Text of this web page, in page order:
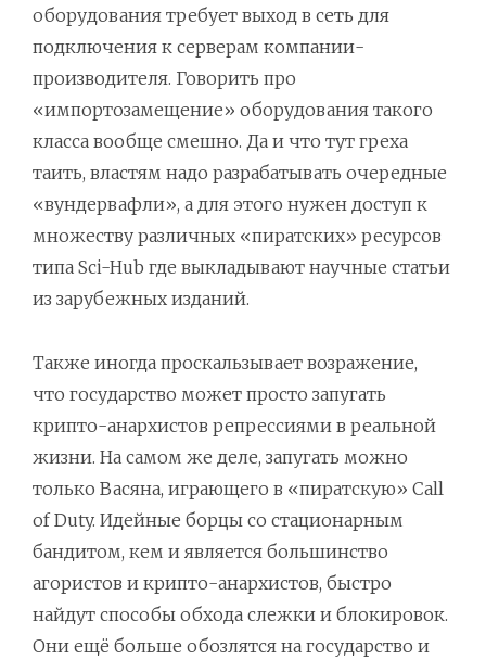
оборудования требует выход в сеть для
подключения к серверам компании-
производителя. Говорить про
«импортозамещение» оборудования такого
класса вообще смешно. Да и что тут греха
таить, властям надо разрабатывать очередные
«вундервафли», а для этого нужен доступ к
множеству различных «пиратских» ресурсов
типа Sci-Hub где выкладывают научные статьи
из зарубежных изданий.
Также иногда проскальзывает возражение,
что государство может просто запугать
крипто-анархистов репрессиями в реальной
жизни. На самом же деле, запугать можно
только Васяна, играющего в «пиратскую» Call
of Duty. Идейные борцы со стационарным
бандитом, кем и является большинство
агористов и крипто-анархистов, быстро
найдут способы обхода слежки и блокировок.
Они ещё больше обозлятся на государство и